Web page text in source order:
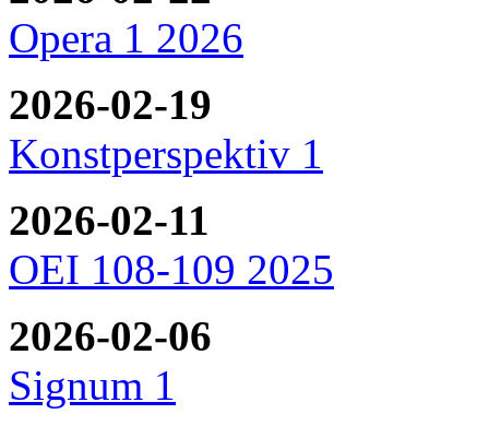
Opera 1 2026
2026-02-19
Konstperspektiv 1
2026-02-11
OEI 108-109 2025
2026-02-06
Signum 1